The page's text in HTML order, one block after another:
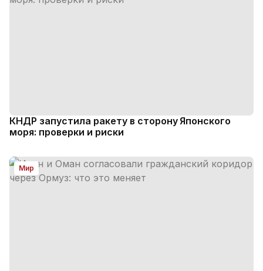
КНДР запустила ракету в сторону Японского
моря: проверки и риски
Мир